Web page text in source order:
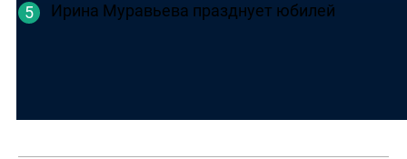
Ирина Муравьева празднует юбилей